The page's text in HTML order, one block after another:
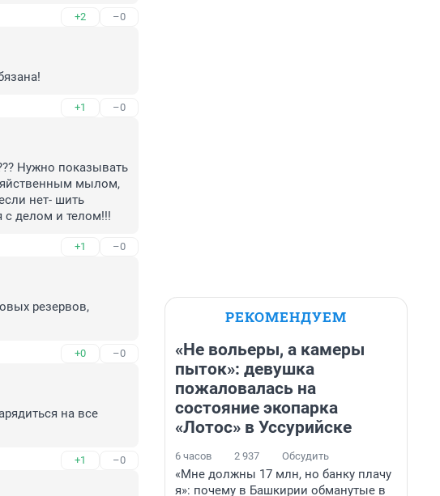
+2 –0
+1 –0
Нужно показывать
мылом,
нет- шить
с делом и телом!!!
+1 –0
резервов,
+0 –0
на все
+1 –0
РЕКОМЕНДУЕМ
«Не вольеры, а камеры
пыток»: девушка
пожаловалась на
состояние экопарка
«Лотос» в Уссурийске
6 часов 2 937 Обсудить
«Мне должны 17 млн, но банку плачу
я»: почему в Башкирии обманутые в